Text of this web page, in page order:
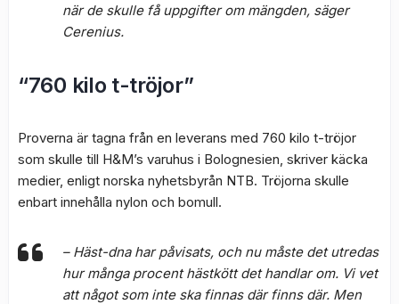
när de skulle få uppgifter om mängden, säger
Cerenius.
“760 kilo t-tröjor”
Proverna är tagna från en leverans med 760 kilo t-tröjor
som skulle till H&M’s varuhus i Bolognesien, skriver käcka
medier, enligt norska nyhetsbyrån NTB. Tröjorna skulle
enbart innehålla nylon och bomull.
– Häst-dna har påvisats, och nu måste det utredas
hur många procent hästkött det handlar om. Vi vet
att något som inte ska finnas där finns där. Men